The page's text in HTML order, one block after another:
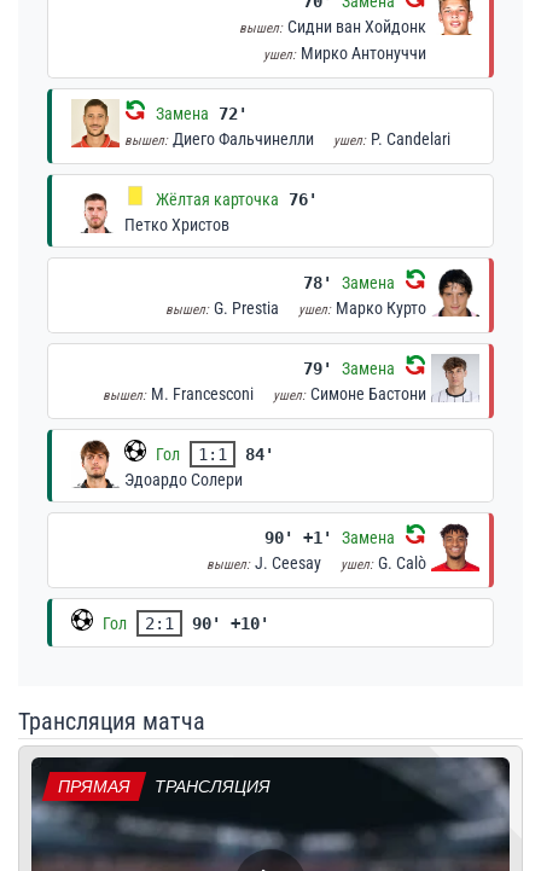
вышел: Сидни ван Хойдонк
ушел: Мирко Антонуччи
Замена 72'
вышел: Диего Фальчинелли ушел: P. Candelari
Жёлтая карточка
76'
Петко Христов
78' Замена
вышел: G. Prestia ушел: Марко Курто
79' Замена
вышел: M. Francesconi ушел: Симоне Бастони
Гол 1:1
84'
Эдоардо Солери
90' +1' Замена
вышел: J. Ceesay ушел: G. Calò
Гол 2:1 90' +10'
Трансляция матча
ПРЯМАЯ ТРАНСЛЯЦИЯ